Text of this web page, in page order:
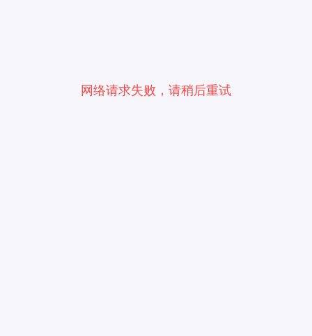
网络请求失败，请稍后重试